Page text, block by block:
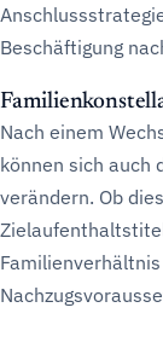
Beschäftigung
Nach einem
können sich auch
verändern. Ob